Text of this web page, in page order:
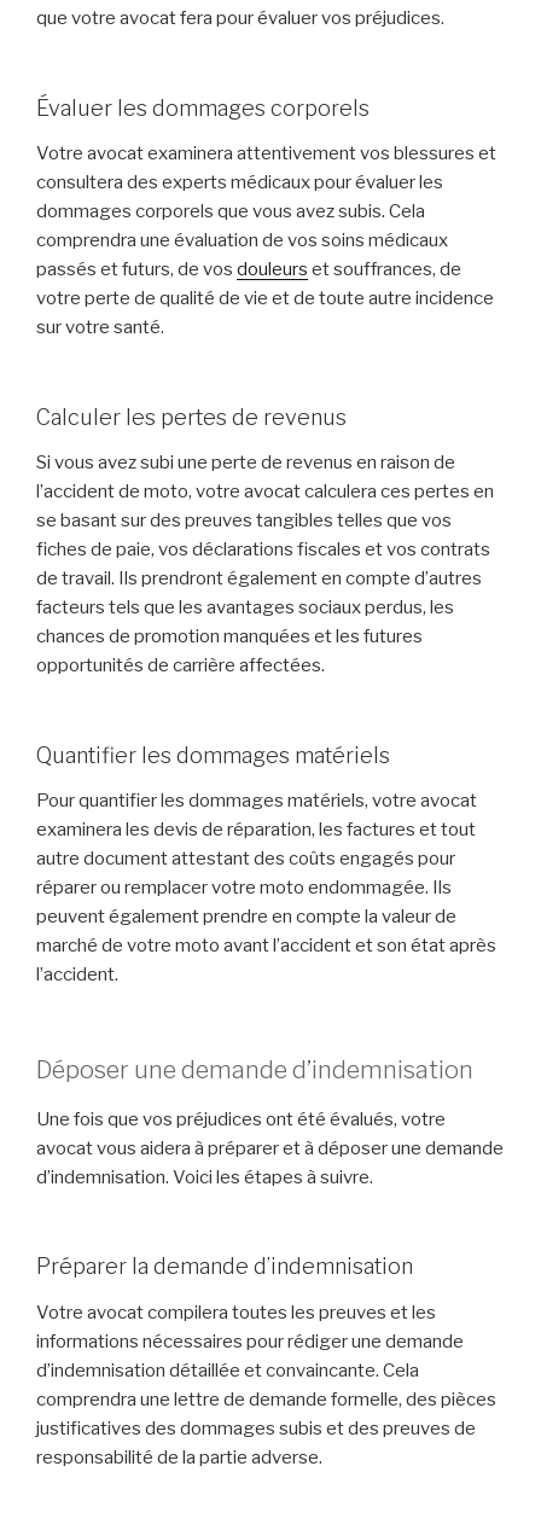
que votre avocat fera pour évaluer vos préjudices.
Évaluer les dommages corporels
Votre avocat examinera attentivement vos blessures et
consultera des experts médicaux pour évaluer les
dommages corporels que vous avez subis. Cela
comprendra une évaluation de vos soins médicaux
passés et futurs, de vos douleurs et souffrances, de
votre perte de qualité de vie et de toute autre incidence
sur votre santé.
Calculer les pertes de revenus
Si vous avez subi une perte de revenus en raison de
l’accident de moto, votre avocat calculera ces pertes en
se basant sur des preuves tangibles telles que vos
fiches de paie, vos déclarations fiscales et vos contrats
de travail. Ils prendront également en compte d’autres
facteurs tels que les avantages sociaux perdus, les
chances de promotion manquées et les futures
opportunités de carrière affectées.
Quantifier les dommages matériels
Pour quantifier les dommages matériels, votre avocat
examinera les devis de réparation, les factures et tout
autre document attestant des coûts engagés pour
réparer ou remplacer votre moto endommagée. Ils
peuvent également prendre en compte la valeur de
marché de votre moto avant l’accident et son état après
l’accident.
Déposer une demande d’indemnisation
Une fois que vos préjudices ont été évalués, votre
avocat vous aidera à préparer et à déposer une demande
d’indemnisation. Voici les étapes à suivre.
Préparer la demande d’indemnisation
Votre avocat compilera toutes les preuves et les
informations nécessaires pour rédiger une demande
d’indemnisation détaillée et convaincante. Cela
comprendra une lettre de demande formelle, des pièces
justificatives des dommages subis et des preuves de
responsabilité de la partie adverse.